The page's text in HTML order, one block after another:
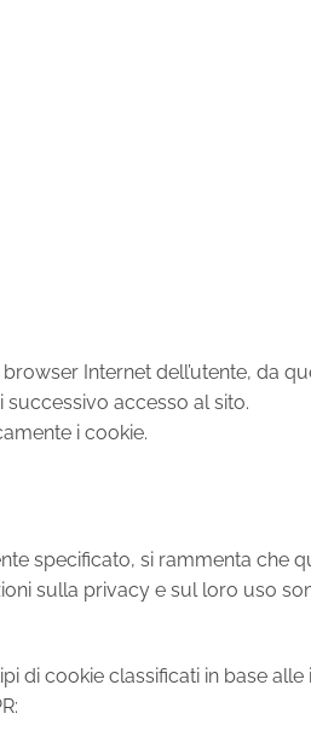
Internet dell’utente, da
accesso al sito.
i cookie.
specificato, si rammenta che
sulla privacy e sul loro uso
di cookie classificati in base